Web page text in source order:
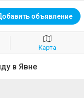
объявление
Карта
в Явне